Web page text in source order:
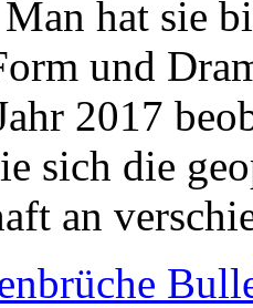
hat sie
und
2017
sich die
an